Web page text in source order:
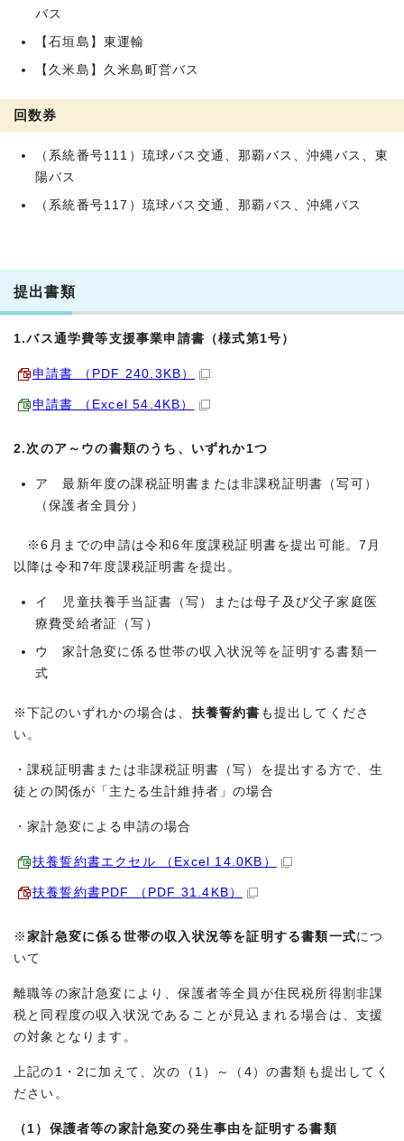
バス
【石垣島】東運輸
【久米島】久米島町営バス
回数券
（系統番号111）琉球バス交通、那覇バス、沖縄バス、東
陽バス
（系統番号117）琉球バス交通、那覇バス、沖縄バス
提出書類
1.バス通学費等支援事業申請書（様式第1号）
申請書 （PDF 240.3KB）
申請書 （Excel 54.4KB）
2.次のア～ウの書類のうち、いずれか1つ
ア 最新年度の課税証明書または非課税証明書（写可）
（保護者全員分）
※6月までの申請は令和6年度課税証明書を提出可能。7月
以降は令和7年度課税証明書を提出。
イ 児童扶養手当証書（写）または母子及び父子家庭医
療費受給者証（写）
ウ 家計急変に係る世帯の収入状況等を証明する書類一
式
※下記のいずれかの場合は、 扶養誓約書 も提出してくださ
い。
・課税証明書または非課税証明書（写）を提出する方で、生
徒との関係が「主たる生計維持者」の場合
・家計急変による申請の場合
扶養誓約書エクセル （Excel 14.0KB）
扶養誓約書PDF （PDF 31.4KB）
※家計急変に係る世帯の収入状況等を証明する書類一式につ
いて
離職等の家計急変により、保護者等全員が住民税所得割非課
税と同程度の収入状況であることが見込まれる場合は、支援
の対象となります。
上記の1・2に加えて、次の（1）～（4）の書類も提出してく
ださい。
（1）保護者等の家計急変の発生事由を証明する書類